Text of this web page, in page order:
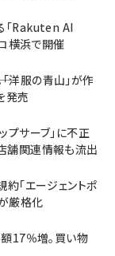
「Rakuten AI
横浜で開催
洋服の青山」が作
発売
プサーブ」に不正
舗関連情報も流出
「エージェントポ
厳格化
17％増。買い物